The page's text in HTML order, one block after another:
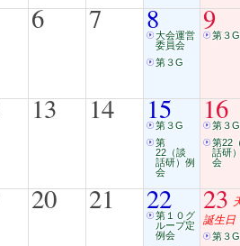
6 7 8大会運営
委員会
第３G
9第３G
13 14 15
第３G
第
22（談
話研）例
会
16
第３G
第22
話研
会
20 21 22
第１０グ
ループ定
例会
23
誕生日
第３G